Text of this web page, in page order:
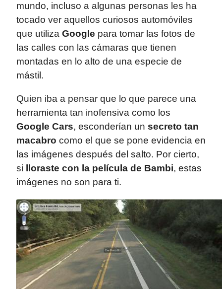
mundo, incluso a algunas personas les ha
tocado ver aquellos curiosos automóviles
que utiliza Google para tomar las fotos de
las calles con las cámaras que tienen
montadas en lo alto de una especie de
mástil.
Quien iba a pensar que lo que parece una
herramienta tan inofensiva como los
Google Cars, esconderían un secreto tan
macabro como el que se pone evidencia en
las imágenes después del salto. Por cierto,
si
lloraste con la película de Bambi, estas
imágenes no son para ti.